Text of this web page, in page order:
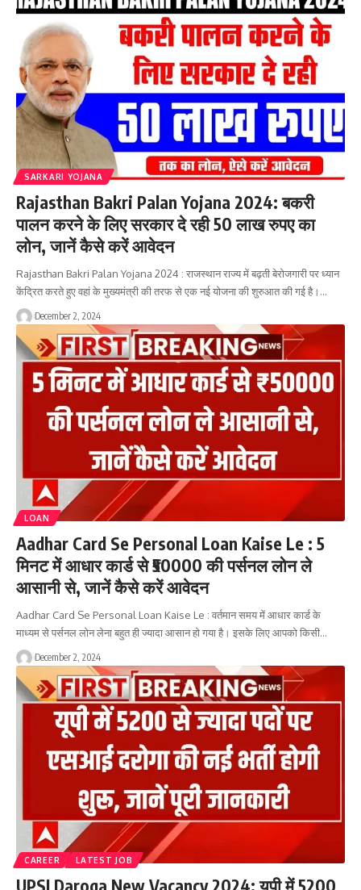
SARKARI YOJANA
Rajasthan Bakri Palan Yojana 2024: बकरी
पालन करने के लिए सरकार दे रही 50 लाख रुपए का
लोन, जानें कैसे करें आवेदन
Rajasthan Bakri Palan Yojana 2024 : राजस्थान राज्य में बढ़ती बेरोजगारी पर ध्यान
केंद्रित करते हुए वहां के मुख्यमंत्री की तरफ से एक नई योजना की शुरुआत की गई है।…
December 2, 2024
LOAN
Aadhar Card Se Personal Loan Kaise Le : 5
मिनट में आधार कार्ड से ₹50000 की पर्सनल लोन ले
आसानी से, जानें कैसे करें आवेदन
Aadhar Card Se Personal Loan Kaise Le : वर्तमान समय में आधार कार्ड के
माध्यम से पर्सनल लोन लेना बहुत ही ज्यादा आसान हो गया है। इसके लिए आपको किसी…
December 2, 2024
CAREER LATEST JOB